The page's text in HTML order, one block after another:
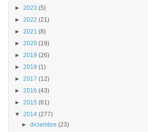
► 2023 (5)
► 2022 (21)
► 2021 (8)
► 2020 (19)
► 2019 (26)
► 2018 (1)
► 2017 (12)
► 2016 (43)
► 2015 (61)
▼ 2014 (277)
►diciembre (23)